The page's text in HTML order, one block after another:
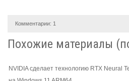
Комментарии: 1
Похожие материалы
NVIDIA сделает технологию RTX Neural